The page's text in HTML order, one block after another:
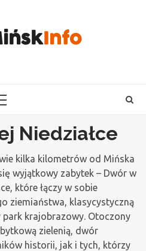
Niedziałce
kilka kilometrów od Mińska
wyjątkowy zabytek – Dwór w
które łączy w sobie
ziemiaństwa, klasycystyczną
krajobrazowy. Otoczony
zielenią, dwór
historii, jak i tych, którzy